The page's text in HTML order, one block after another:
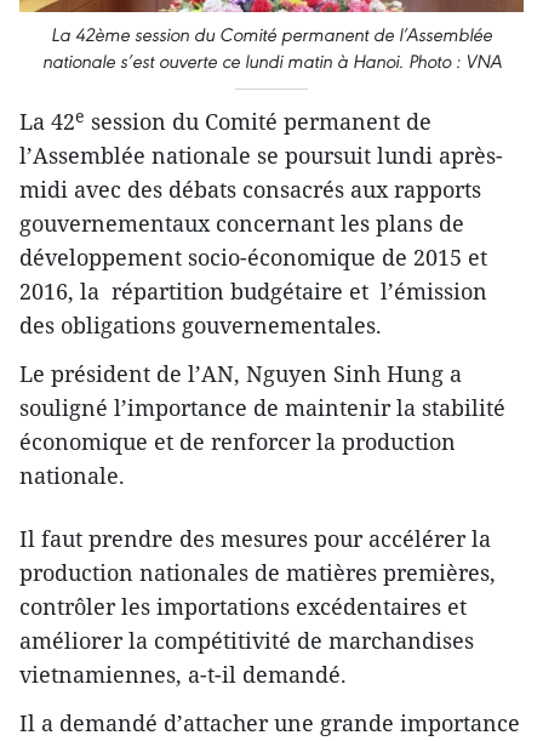
La 42ème session du Comité permanent de l’Assemblée
nationale s’est ouv​erte ce lundi matin à Hanoi. Photo : VNA
La 42e session du Comité permanent de
l’Assemblée nationale se poursuit lundi après-
midi avec des débats consacrés aux rapports
gouvernementaux concernant les plans de
développement socio-économique de 2015 et
2016, la répartition budgétaire et l’émission
des obligations gouvernementales.
Le président de l’AN, Nguyen Sinh Hung a
souligné l’importance de maintenir la stabilité
économique et de renforcer la production
nationale.
Il faut prendre des mesures pour accélérer la
production nationales de matières premières,
contrôler les importations excédentaires et
améliorer la compétitivité de marchandises
vietnamiennes, a-t-il demandé.
Il a demandé d’attacher une grande importance